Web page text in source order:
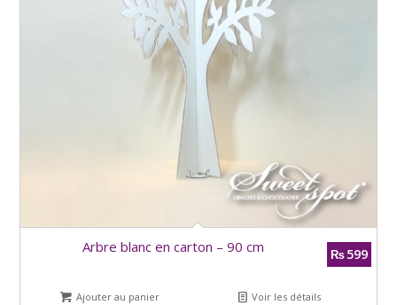
Arbre blanc en carton – 90 cm ₨599
Ajouter au panier Voir les détails